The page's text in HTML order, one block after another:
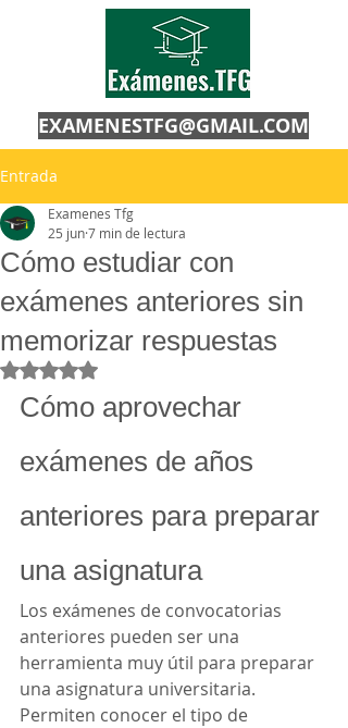
EXAMENESTFG@GMAIL.COM
Entrada
Cómo estudiar con
exámenes anteriores sin
memorizar respuestas
Examenes Tfg
25 jun7 min de lectura
Obtuvo NaN de 5 estrellas.
Cómo aprovechar
exámenes de años
anteriores para preparar
una asignatura
Los exámenes de convocatorias
anteriores pueden ser una
herramienta muy útil para preparar
una asignatura universitaria.
Permiten conocer el tipo de